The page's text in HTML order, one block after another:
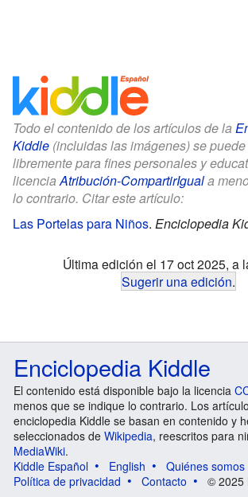
Todo el contenido de los artículos de la
Kiddle (incluidas las imágenes) se
libremente para fines personales y
licenciaAtribución-CompartirIguala
lo contrario. Citar este artículo:
Las Portelas para Niños. Enciclopedia
Última edición el 17 oct 2025, a
Sugerir una edición.
Enciclopedia Kiddle
El contenido está disponible bajo la licencia
menos que se indique lo contrario. Los
enciclopedia Kiddle se basan en contenido y
seleccionados de Wikipedia, reescritos para
MediaWiki.
Kiddle Español
English
Quiénes somos
Política de privacidad
Contacto © 2025